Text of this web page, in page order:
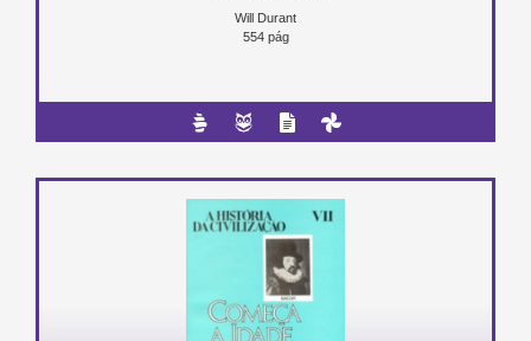
Will Durant
554 pág